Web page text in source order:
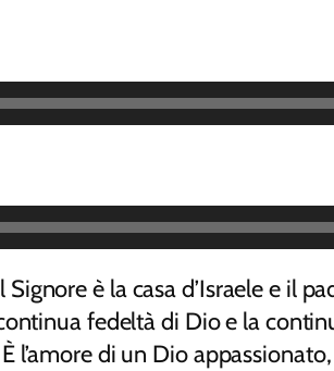
è la casa d’Israele e il
fedeltà di Dio e la
È l’amore di un Dio